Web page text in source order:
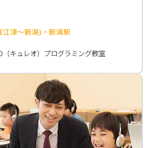
津～新潟)・新潟駅
（キュレオ）プログラミング教室